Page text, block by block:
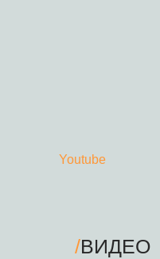
Youtube
/ВИДЕО